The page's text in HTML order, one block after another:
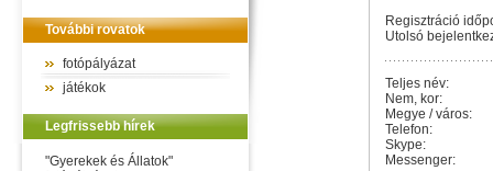
További rovatok
fotópályázat
játékok
Legfrissebb hírek
"Gyerekek és Állatok"
Regisztráció
Utolsó
Teljes név:
Nem, kor:
Megye / város:
Telefon:
Skype:
Messenger: